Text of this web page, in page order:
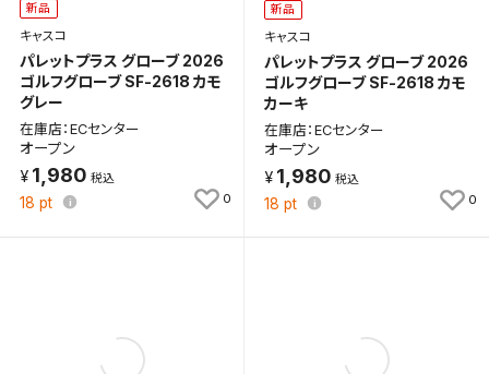
新品
キャスコ
パレットプラス グローブ 2026
ゴルフグローブ SF-2618 カモ
グレー
在庫店：ECセンター
オープン
1,980
18 pt 0
新品
キャスコ
パレットプラス グローブ 2026
ゴルフグローブ SF-2618 カモ
カーキ
在庫店：ECセンター
オープン
1,980
18 pt 0